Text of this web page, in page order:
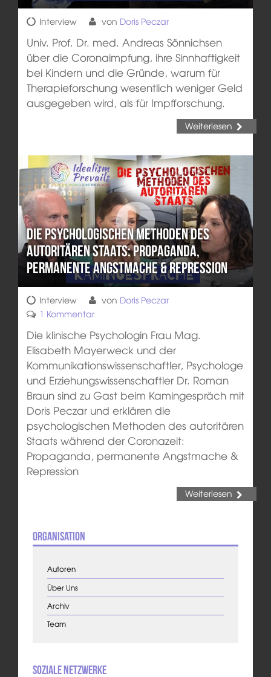
Interview von Doris Peczar
Univ. Prof. Dr. med. Andreas Sönnichsen
über die Coronaimpfung, ihre Sinnhaftigkeit
bei Kindern und die Gründe, warum für
Therapieforschung wesentlich weniger Geld
ausgegeben wird, als für Impfforschung.
Weiterlesen
Die psychologischen Methoden des
autoritären Staats: Propaganda,
permanente Angstmache & Repression
Interview von Doris Peczar
1 Kommentar
Die klinische Psychologin Frau Mag.
Elisabeth Mayerweck und der
Kommunikationswissenschaftler, Psychologe
und Erziehungswissenschaftler Dr. Roman
Braun sind zu Gast beim Kamingespräch mit
Doris Peczar und erklären die
psychologischen Methoden des autoritären
Staats während der Coronazeit:
Propaganda, permanente Angstmache &
Repression
Weiterlesen
Organisation
Autoren
Über Uns
Archiv
Team
Soziale Netzwerke